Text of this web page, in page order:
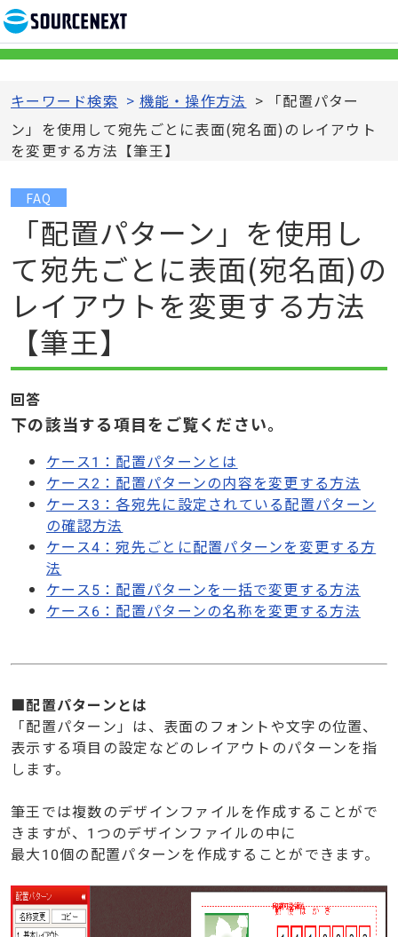
キーワード検索 > 機能・操作方法 >
「配置パター
ン」を使用して宛先ごとに表面(宛名面)のレイアウト
を変更する方法【筆王】
FAQ
「配置パターン」を使用し
て宛先ごとに表面(宛名面)の
レイアウトを変更する方法
【筆王】
回答
下の該当する項目をご覧ください。
ケース1：配置パターンとは
ケース2：配置パターンの内容を変更する方法
ケース3：各宛先に設定されている配置パターン
の確認方法
ケース4：宛先ごとに配置パターンを変更する方
法
ケース5：配置パターンを一括で変更する方法
ケース6：配置パターンの名称を変更する方法
■配置パターンとは
「配置パターン」は、表面のフォントや文字の位置、
表示する項目の設定などのレイアウトのパターンを指
します。
筆王では複数のデザインファイルを作成することがで
きますが、1つのデザインファイルの中に
最大10個の配置パターンを作成することができます。